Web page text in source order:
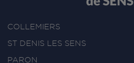
COLLEMIERS
ST DENIS LES SENS
PARON